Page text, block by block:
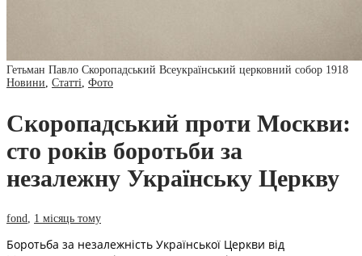
Гетьман Павло Скоропадський Всеукраїнський церковний собор 1918
Новини Статті Фото
Скоропадський проти Москви:
сто років боротьби за
незалежну Українську Церкву
fond 1 місяць тому
Боротьба за незалежність Української Церкви від